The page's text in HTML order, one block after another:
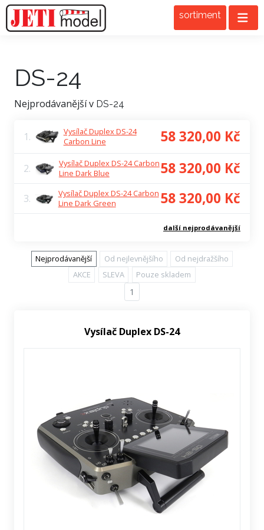
sortiment
DS-24
Nejprodávanější v DS-24
1.
Vysílač Duplex DS-24
Carbon Line
58 320,00 Kč
2.
Vysílač Duplex DS-24 Carbon
Line Dark Blue
58 320,00 Kč
3.
Vysílač Duplex DS-24 Carbon
Line Dark Green
58 320,00 Kč
další nejprodávanější
Nejprodávanější Od nejlevnějšího
Od nejdražšího
AKCE
SLEVA Pouze skladem
1
Vysílač Duplex DS-24